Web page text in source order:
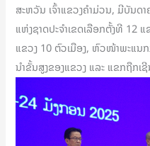
ສະຫວັນ ເຈົ້າແຂວງຄໍາມ່ວນ, ມີບັນດ
ແຫ່ງຊາດປະຈຳເຂດເລືອກຕັ້ງທີ 12
ແຂວງ 10 ຕົວເມືອງ, ຫົວໜ້າພະແນກ
ນໍາຂັ້ນສູງຂອງແຂວງ ແລະ ແຂກຖືກເ